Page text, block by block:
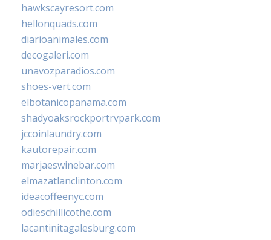
hawkscayresort.com
hellonquads.com
diarioanimales.com
decogaleri.com
unavozparadios.com
shoes-vert.com
elbotanicopanama.com
shadyoaksrockportrvpark.com
jccoinlaundry.com
kautorepair.com
marjaeswinebar.com
elmazatlanclinton.com
ideacoffeenyc.com
odieschillicothe.com
lacantinitagalesburg.com